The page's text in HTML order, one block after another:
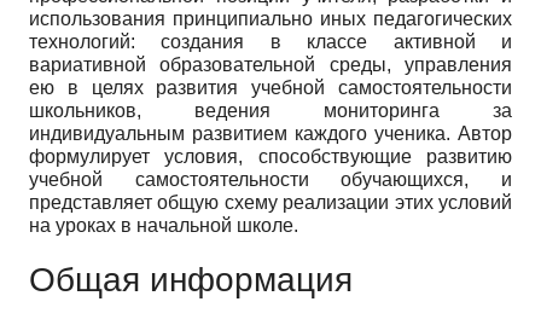
использования принципиально иных педагогических
технологий: создания в классе активной и
вариативной образовательной среды, управления
ею в целях развития учебной самостоятельности
школьников, ведения мониторинга за
индивидуальным развитием каждого ученика. Автор
формулирует условия, способствующие развитию
учебной самостоятельности обучающихся, и
представляет общую схему реализации этих условий
на уроках в начальной школе.
Общая информация